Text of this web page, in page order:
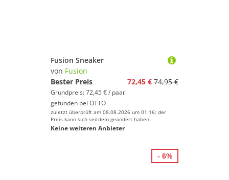
Fusion Sneaker
von Fusion
Bester Preis
72,45 € 74,95 €
Grundpreis: 72,45 € / paar
gefunden bei OTTO
zuletzt überprüft am 08.08.2026 um 01:16; der
Preis kann sich seitdem geändert haben.
Keine weiteren Anbieter
- 6%